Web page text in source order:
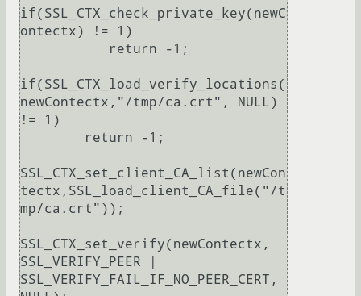
if(SSL_CTX_check_private_key(newC
ontectx) != 1)
if(SSL_CTX_load_verify_locations(
newContectx,"/tmp/ca.crt", NULL)
!= 1)
SSL_CTX_set_client_CA_list(newCon
tectx,SSL_load_client_CA_file("/t
mp/ca.crt"));
SSL_CTX_set_verify(newContectx,
SSL_VERIFY_PEER |
SSL_VERIFY_FAIL_IF_NO_PEER_CERT,